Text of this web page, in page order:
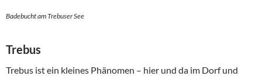
Badebucht am Trebuser See
Trebus
Trebus ist ein kleines Phänomen – hier und da im Dorf und